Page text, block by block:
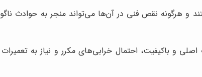
و هرگونه نقص فنی در آن‌ها می‌تواند منجر به حوادث
اصلی و باکیفیت، احتمال خرابی‌های مکرر و نیاز به